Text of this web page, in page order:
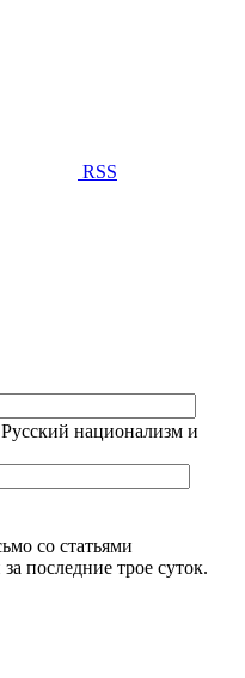
RSS
Русский национализм и
со статьями
последние трое суток.